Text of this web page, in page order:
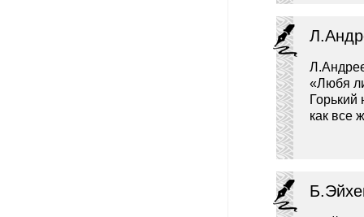
«Любя
как все